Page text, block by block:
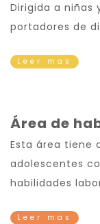
Dirigida a niñas
portadores de
Leer mas
Área de
Esta área tiene
adolescentes
habilidades
Leer mas